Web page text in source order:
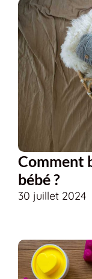
Comment
bébé ?
30 juillet 2024